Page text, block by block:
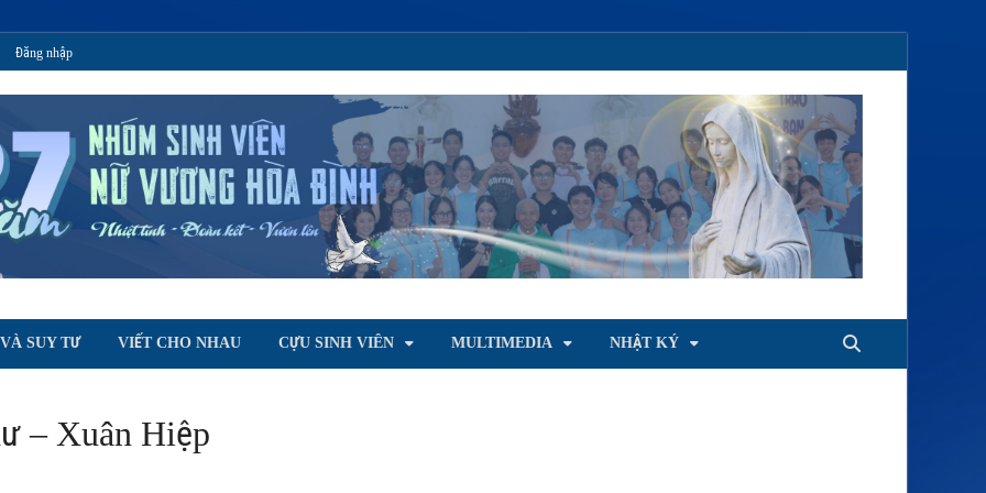
Đăng nhập
Bình
SUY TƯ VIẾT CHO NHAU CỰU SINH VIÊN MULTIMEDIA NHẬT KÝ
– Xuân Hiệp